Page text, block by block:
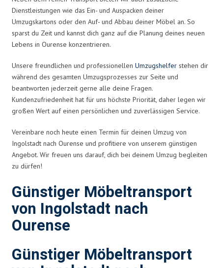
Dienstleistungen wie das Ein- und Auspacken deiner
Umzugskartons oder den Auf- und Abbau deiner Möbel an. So
sparst du Zeit und kannst dich ganz auf die Planung deines neuen
Lebens in Ourense konzentrieren.
Unsere freundlichen und professionellen Umzugshelfer stehen dir
während des gesamten Umzugsprozesses zur Seite und
beantworten jederzeit gerne alle deine Fragen.
Kundenzufriedenheit hat für uns höchste Priorität, daher legen wir
großen Wert auf einen persönlichen und zuverlässigen Service.
Vereinbare noch heute einen Termin für deinen Umzug von
Ingolstadt nach Ourense und profitiere von unserem günstigen
Angebot. Wir freuen uns darauf, dich bei deinem Umzug begleiten
zu dürfen!
Günstiger Möbeltransport
von Ingolstadt nach
Ourense
Günstiger Möbeltransport